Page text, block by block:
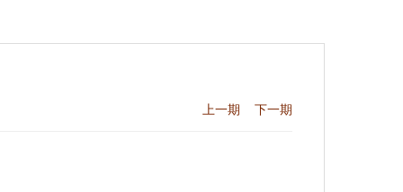
上一期 下一期